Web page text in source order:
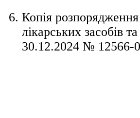
Копія
лікарських засобів
30.12.2024 № 12566-